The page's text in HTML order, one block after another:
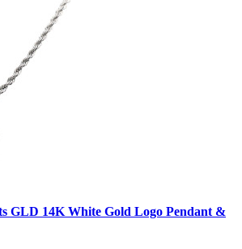
GLD 14K White Gold Logo Pendant &